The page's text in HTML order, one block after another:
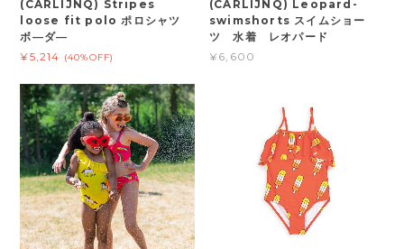
(CARLIJNQ) Stripes
loose fit polo ポロシャツ
ボ―ダ―
¥5,214 (40%OFF)
(CARLIJNQ) Leopard-
swimshorts スイムショー
ツ 水着 レオパード
¥6,600